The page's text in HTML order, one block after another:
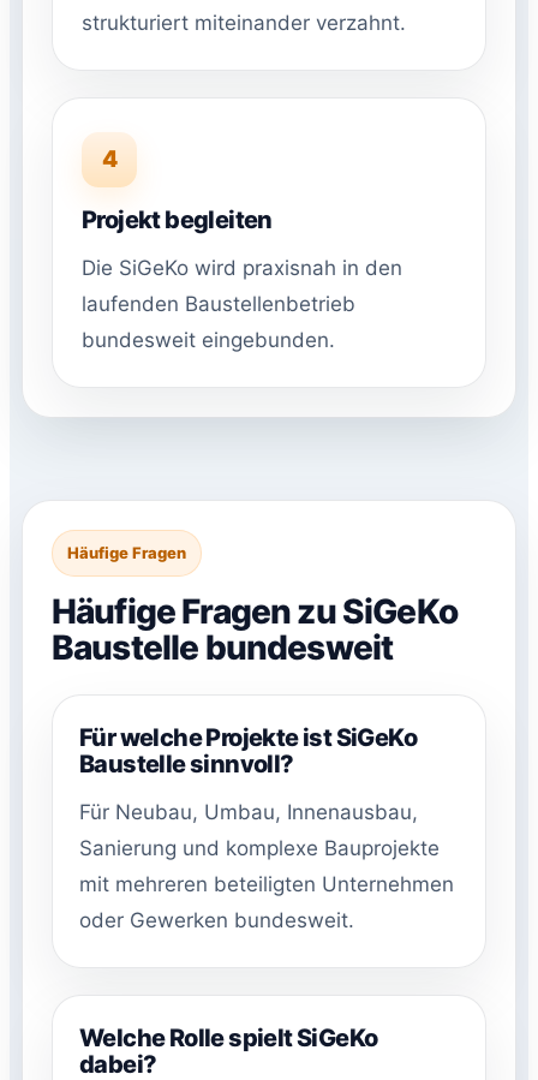
strukturiert miteinander verzahnt.
4
Projekt begleiten
Die SiGeKo wird praxisnah in den
laufenden Baustellenbetrieb
bundesweit eingebunden.
Häufige Fragen
Häufige Fragen zu SiGeKo
Baustelle bundesweit
Für welche Projekte ist SiGeKo
Baustelle sinnvoll?
Für Neubau, Umbau, Innenausbau,
Sanierung und komplexe Bauprojekte
mit mehreren beteiligten Unternehmen
oder Gewerken bundesweit.
Welche Rolle spielt SiGeKo
dabei?